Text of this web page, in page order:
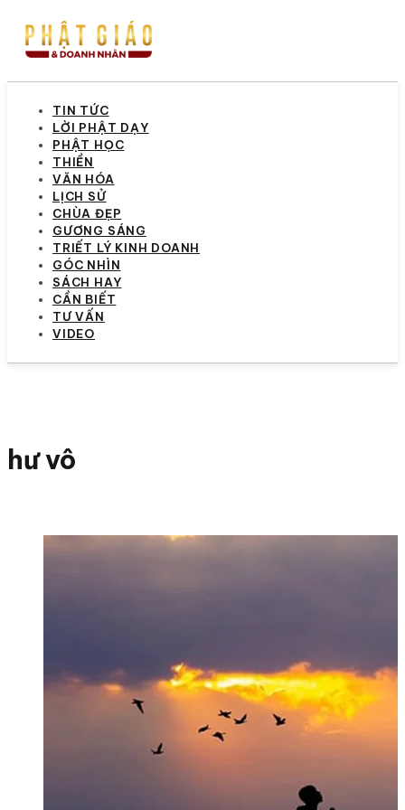
TIN TỨC
LỜI PHẬT DẠY
PHẬT HỌC
THIỀN
VĂN HÓA
LỊCH SỬ
CHÙA ĐẸP
GƯƠNG SÁNG
TRIẾT LÝ KINH DOANH
GÓC NHÌN
SÁCH HAY
CẦN BIẾT
TƯ VẤN
VIDEO
hư vô